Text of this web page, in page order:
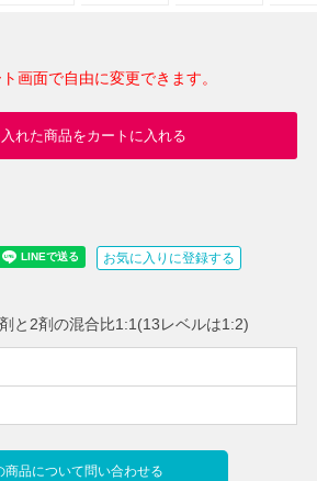
画面で自由に変更できます。
れた商品をカートに入れる
お気に入りに登録する
商品について問い合わせる
と2剤の混合比1:1(13レベルは1:2)